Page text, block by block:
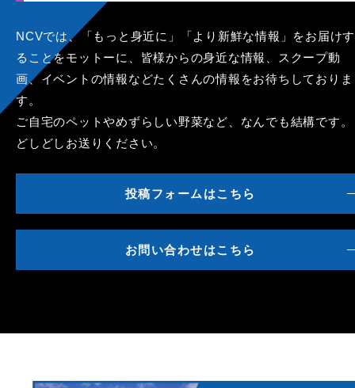
NCVでは、「もっと身近に」「より新鮮な情報」をお届けす
ることをモットーに、皆様からの身近な情報、スクープ動
画、イベントの情報などたくさんの情報をお待ちしておりま
す。
ご自宅のペットやめずらしい野菜など、なんでも結構です。
どしどしお送りください。
投稿フォームはこちら
お問い合わせはこちら